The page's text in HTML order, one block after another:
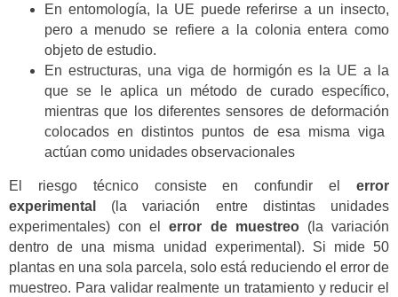
En entomología, la UE puede referirse a un insecto,
pero a menudo se refiere a la colonia entera como
objeto de estudio.
En estructuras, una viga de hormigón es la UE a la
que se le aplica un método de curado específico,
mientras que los diferentessensores de deformación
colocados en distintos puntos de esa misma viga
actúan como unidades observacionales
El riesgo técnico consiste en confundir el error
experimental
(la variación entre distintas unidades
experimentales) con elerror de muestreo(la variación
dentro de una misma unidad experimental). Si mide 50
plantas en una sola parcela, solo está reduciendo el error de
muestreo. Para validar realmente un tratamiento y reducir el